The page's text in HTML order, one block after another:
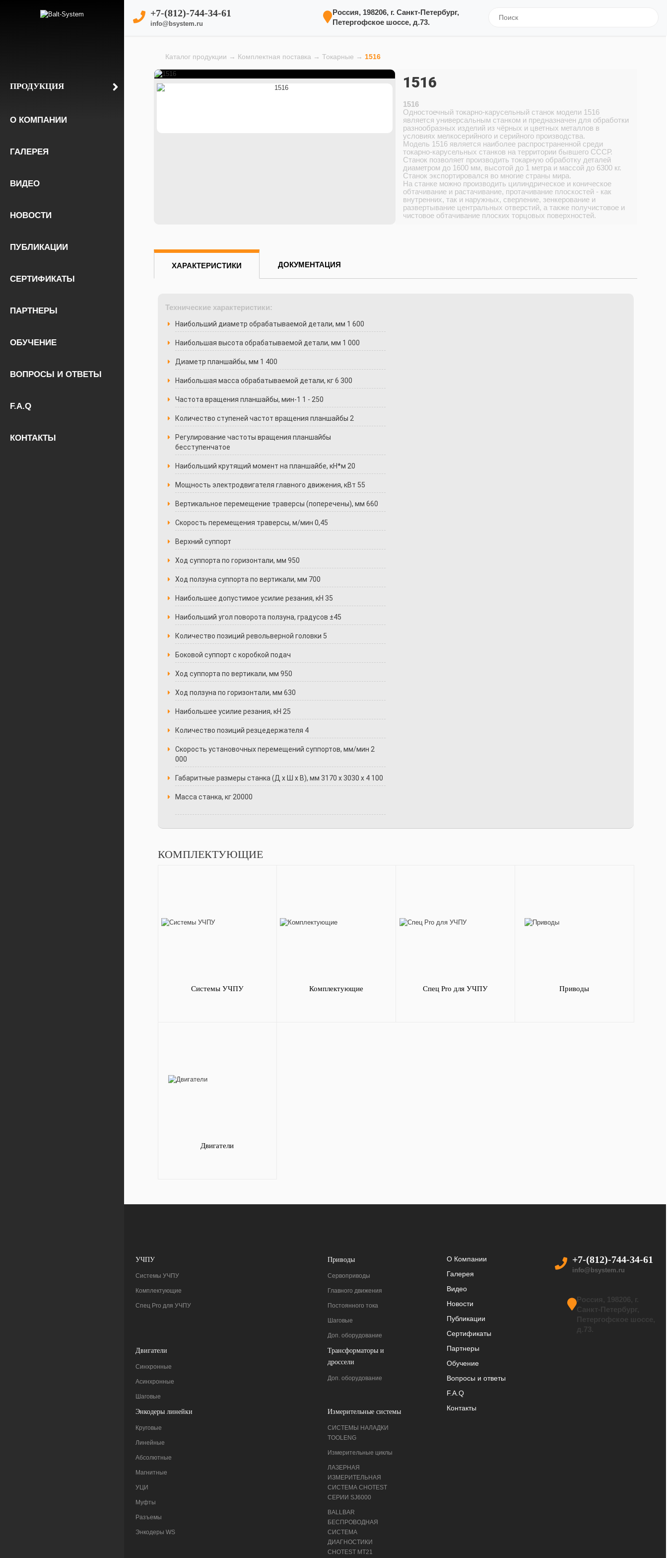
ПРОДУКЦИЯ
О КОМПАНИИ
ГАЛЕРЕЯ
ВИДЕО
НОВОСТИ
ПУБЛИКАЦИИ
СЕРТИФИКАТЫ
ПАРТНЕРЫ
ОБУЧЕНИЕ
ВОПРОСЫ И ОТВЕТЫ
F.A.Q
КОНТАКТЫ
+7-(812)-744-34-61
info@bsystem.ru
Россия, 198206, г. Санкт-Петербург,
Петергофское шоссе, д.73.
Каталог продукции → Комплектная поставка → Токарные → 1516
1516
1516
Одностоечный токарно-карусельный станок модели 1516
является универсальным станком и предназначен для обработки
разнообразных изделий из чёрных и цветных металлов в
условиях мелкосерийного и серийного производства.
Модель 1516 является наиболее распространенной среди
токарно-карусельных станков на территории бывшего СССР.
Станок позволяет производить токарную обработку деталей
диаметром до 1600 мм, высотой до 1 метра и массой до 6300 кг.
Станок экспортировался во многие страны мира.
На станке можно производить цилиндрическое и коническое
обтачивание и растачивание, протачивание плоскостей - как
внутренних, так и наружных, сверление, зенкерование и
развертывание центральных отверстий, а также получистовое и
чистовое обтачивание плоских торцовых поверхностей.
ХАРАКТЕРИСТИКИ ДОКУМЕНТАЦИЯ
Технические характеристики:
Наибольший диаметр обрабатываемой детали, мм 1 600
Наибольшая высота обрабатываемой детали, мм 1 000
Диаметр планшайбы, мм 1 400
Наибольшая масса обрабатываемой детали, кг 6 300
Частота вращения планшайбы, мин-1 1 - 250
Количество ступеней частот вращения планшайбы 2
Регулирование частоты вращения планшайбы
бесступенчатое
Наибольший крутящий момент на планшайбе, кН*м 20
Мощность электродвигателя главного движения, кВт 55
Вертикальное перемещение траверсы (поперечены), мм 660
Скорость перемещения траверсы, м/мин 0,45
Верхний суппорт
Ход суппорта по горизонтали, мм 950
Ход ползуна суппорта по вертикали, мм 700
Наибольшее допустимое усилие резания, кН 35
Наибольший угол поворота ползуна, градусов ±45
Количество позиций револьверной головки 5
Боковой суппорт с коробкой подач
Ход суппорта по вертикали, мм 950
Ход ползуна по горизонтали, мм 630
Наибольшее усилие резания, кН 25
Количество позиций резцедержателя 4
Скорость установочных перемещений суппортов, мм/мин 2
000
Габаритные размеры станка (Д х Ш х В), мм 3170 x 3030 x 4 100
Масса станка, кг 20000
КОМПЛЕКТУЮЩИЕ
Системы УЧПУ Комплектующие Спец Pro для УЧПУ Приводы
Двигатели
УЧПУ
Системы УЧПУ
Комплектующие
Спец Pro для УЧПУ
Приводы
Сервоприводы
Главного движения
Постоянного тока
Шаговые
Доп. оборудование
Двигатели
Синхронные
Асинхронные
Шаговые
Трансформаторы и
дроссели
Доп. оборудование
Энкодеры линейки
Круговые
Линейные
Абсолютные
Магнитные
УЦИ
Муфты
Разъемы
Энкодеры WS
Измерительные системы
СИСТЕМЫ НАЛАДКИ
ТOOLENG
Измерительные циклы
ЛАЗЕРНАЯ
ИЗМЕРИТЕЛЬНАЯ
СИСТЕМА CHOTEST
СЕРИИ SJ6000
BALLBAR
БЕСПРОВОДНАЯ
СИСТЕМА
ДИАГНОСТИКИ
CHOTEST MT21
О Компании
Галерея
Видео
Новости
Публикации
Сертификаты
Партнеры
Обучение
Вопросы и ответы
F.A.Q
Контакты
+7-(812)-744-34-61
info@bsystem.ru
Россия, 198206, г.
Санкт-Петербург,
д.73.